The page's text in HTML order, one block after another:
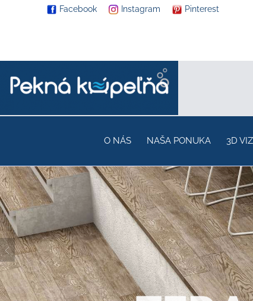
Facebook Instagram Pinterest
O NÁS NAŠA PONUKA 3D